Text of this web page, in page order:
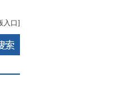
入口]